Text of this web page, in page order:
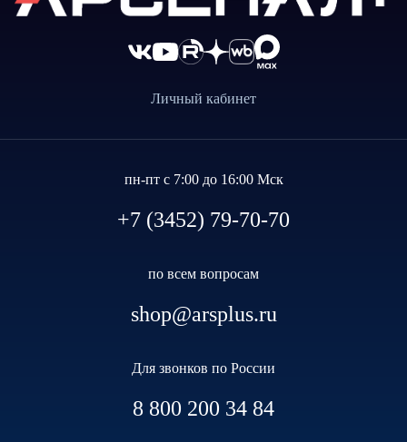
Личный кабинет
пн-пт с 7:00 до 16:00 Мск
+7 (3452) 79-70-70
по всем вопросам
shop@arsplus.ru
Для звонков по России
8 800 200 34 84